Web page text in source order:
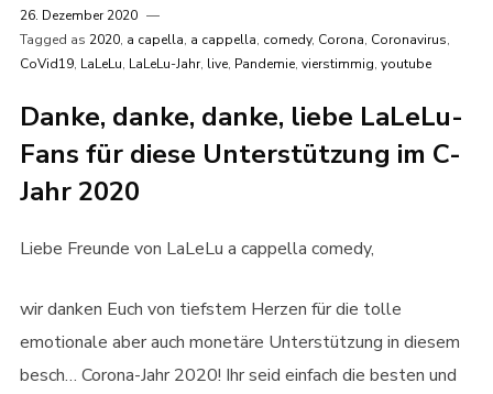
26. Dezember 2020
Tagged as 2020, a capella, a cappella, comedy, Corona, Coronavirus,
CoVid19, LaLeLu, LaLeLu-Jahr, live, Pandemie, vierstimmig, youtube
Danke, danke, danke, liebe LaLeLu-
Fans für diese Unterstützung im C-
Jahr 2020
Liebe Freunde von LaLeLu a cappella comedy,
wir danken Euch von tiefstem Herzen für die tolle
emotionale aber auch monetäre Unterstützung in diesem
besch… Corona-Jahr 2020! Ihr seid einfach die besten und